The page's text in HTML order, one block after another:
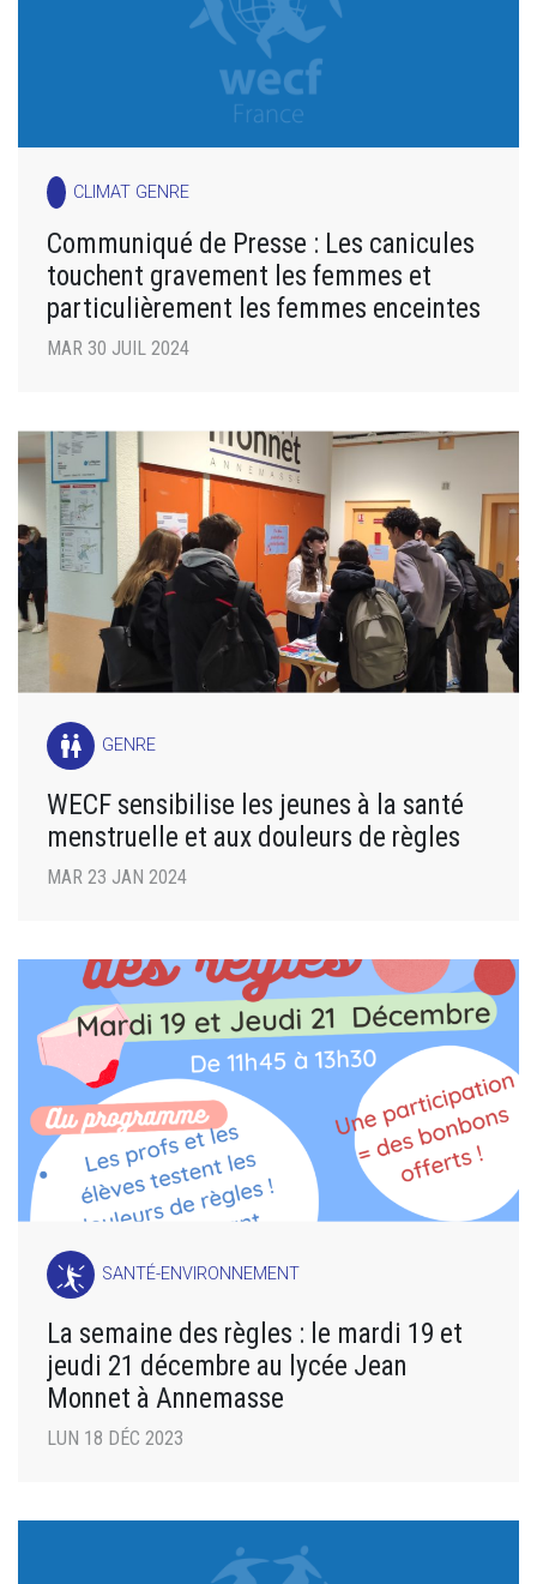
CLIMAT GENRE
Communiqué de Presse : Les canicules
touchent gravement les femmes et
particulièrement les femmes enceintes
MAR 30 JUIL 2024
wc GENRE
WECF sensibilise les jeunes à la santé
menstruelle et aux douleurs de règles
MAR 23 JAN 2024
SANTÉ-ENVIRONNEMENT
La semaine des règles : le mardi 19 et
jeudi 21 décembre au lycée Jean
Monnet à Annemasse
LUN 18 DÉC 2023